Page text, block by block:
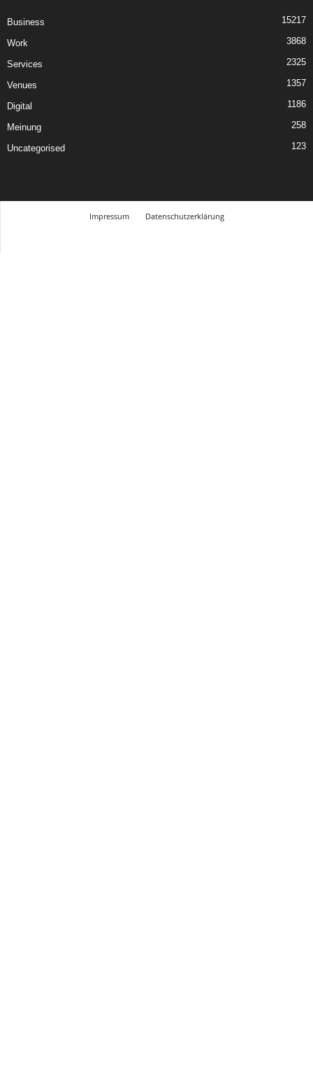
Business 15217
Work 3868
Services 2325
Venues 1357
Digital 1186
Meinung 258
Uncategorised 123
Impressum
Datenschutzerklärung